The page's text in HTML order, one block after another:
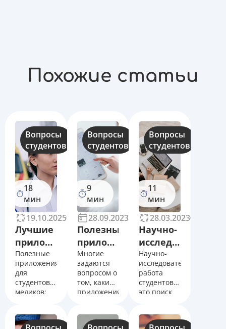
Похожие статьи
Вопросы
студентов
18
мин
19.10.2025
10571
Лучшие
приложения
для
студентов-
медиков
Полезные
приложения
для
студентов-
медиков:
Предлагаем
Вопросы
студентов
9
мин
28.09.2023
802
Полезные
приложения
для
студентов
Многие
задаются
вопросом о
том, какие
приложения
статье
Вопросы
студентов
11
мин
28.03.2023
Научно-
работа
студентов:
что это
Научно-
исследовательская
работа
студентов –
это поиск
поставленный